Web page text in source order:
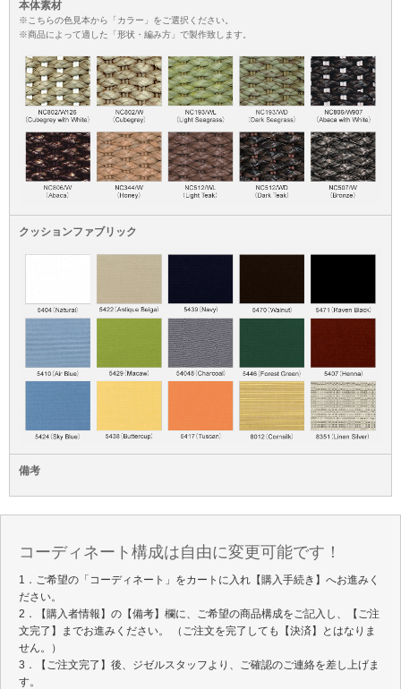
本体素材
※こちらの色見本から「カラー」をご選択ください。
※商品によって適した「形状・編み方」で製作致します。
クッションファブリック
備考
コーディネート構成は自由に変更可能です！
1．ご希望の「コーディネート」をカートに入れ【購入手続き】へお進みく
ださい。
2．【購入者情報】の【備考】欄に、ご希望の商品構成をご記入し、【ご注
文完了】までお進みください。 （ご注文を完了しても【決済】とはなりま
せん。）
3．【ご注文完了】後、ジゼルスタッフより、ご確認のご連絡を差し上げま
す。